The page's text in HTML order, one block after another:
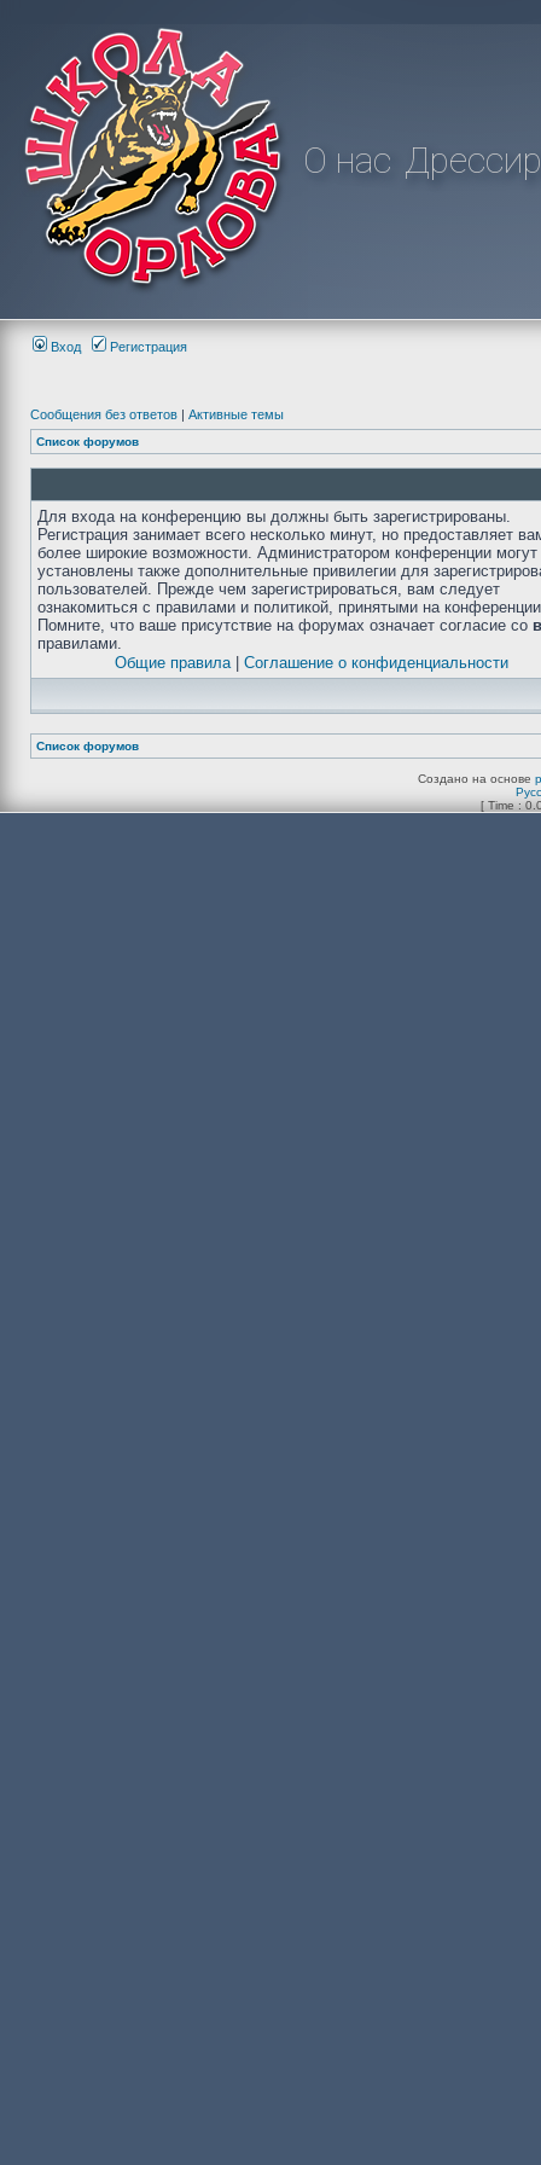
О нас
Вход Регистрация
Сообщения без ответов | Активные темы
Список форумов
Для входа на конференцию вы должны быть зарегистрированы.
Регистрация занимает всего несколько минут, но предоставляет
более широкие возможности. Администратором конференции
установлены также дополнительные привилегии для
пользователей. Прежде чем зарегистрироваться, вам следует
ознакомиться с правилами и политикой, принятыми на
Помните, что ваше присутствие на форумах означает согласие со
правилами.
Общие правила| Соглашение о конфиденциальности
Список форумов
Создано на основе
[ Time :